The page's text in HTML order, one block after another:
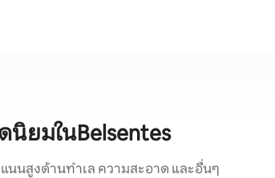
ยมในBelsentes
นนสูงด้านทำเล ความสะอาด และอื่นๆ